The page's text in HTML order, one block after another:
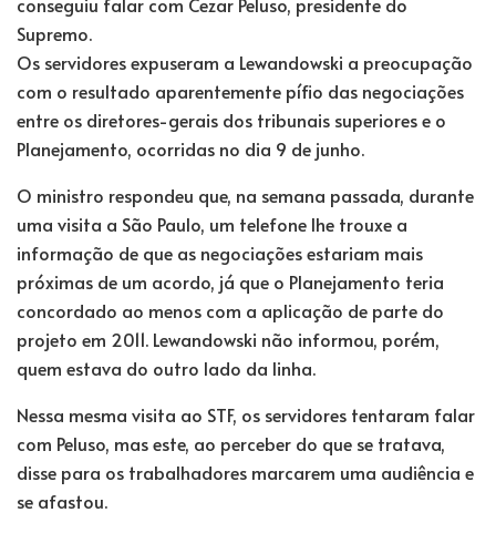
Supremo.
Os servidores expuseram a Lewandowski a preocupação
com o resultado aparentemente pífio das negociações
entre os diretores-gerais dos tribunais superiores e o
Planejamento, ocorridas no dia 9 de junho.
O ministro respondeu que, na semana passada, durante
uma visita a São Paulo, um telefone lhe trouxe a
informação de que as negociações estariam mais
próximas de um acordo, já que o Planejamento teria
concordado ao menos com a aplicação de parte do
projeto em 2011. Lewandowski não informou, porém,
quem estava do outro lado da linha.
Nessa mesma visita ao STF, os servidores tentaram falar
com Peluso, mas este, ao perceber do que se tratava,
disse para os trabalhadores marcarem uma audiência e
se afastou.